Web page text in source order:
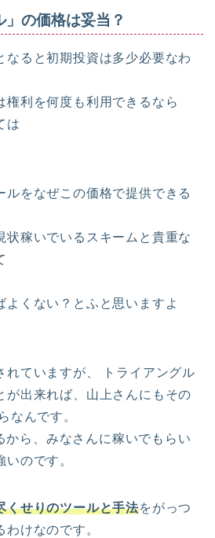
」の価格は妥当？
なると初期投資は多少必要なわ
権利を何度も利用できるなら
は
ルをなぜこの価格で提供できる
状稼いでいるスキームと貴重な
よくない？とふと思いますよ
れていますが、 トライアングル
が出来れば、山上さんにもその
なんです。
ら、みなさんに稼いでもらい
のです。
くせりのツールと手法をがっつ
わけなのです。